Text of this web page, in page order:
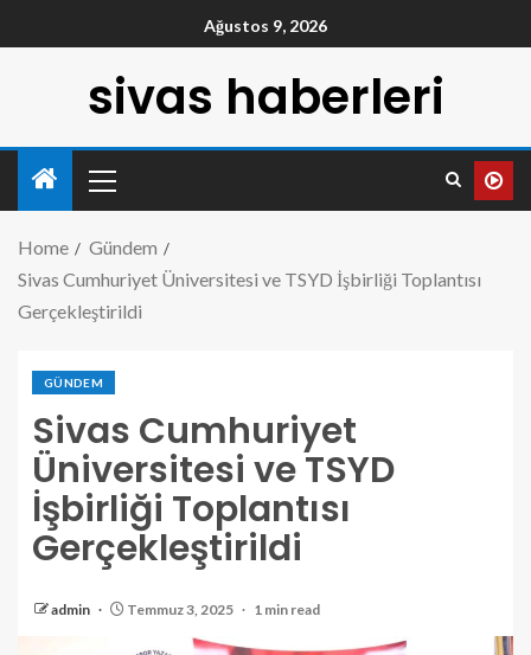
Ağustos 9, 2026
sivas haberleri
Home
Gündem
Sivas Cumhuriyet Üniversitesi ve TSYD İşbirliği Toplantısı
Gerçekleştirildi
GÜNDEM
Sivas Cumhuriyet
Üniversitesi ve TSYD
İşbirliği Toplantısı
Gerçekleştirildi
admin Temmuz 3, 2025 1 min read